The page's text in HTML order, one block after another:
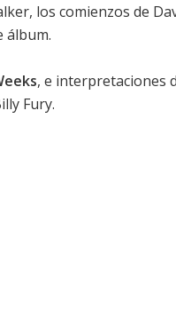
los comienzos de
álbum.
, e interpretaciones
Fury.